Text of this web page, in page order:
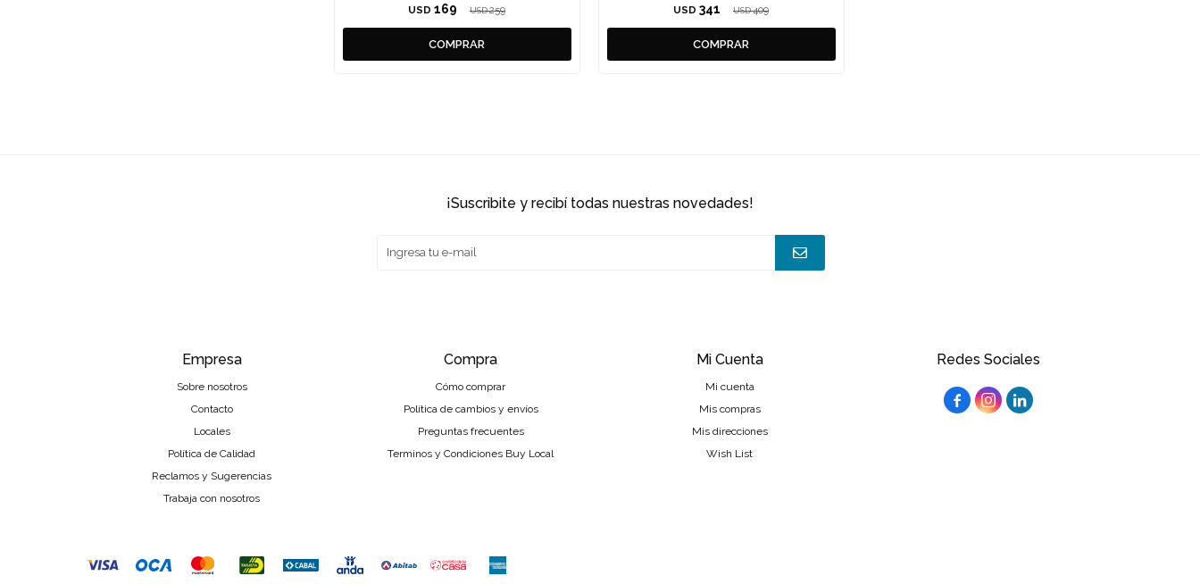
USD 169 USD 259 USD 341 USD 409
Redes Sociales
  
Empresa
Sobre nosotros
Contacto
Locales
Política de Calidad
Reclamos y Sugerencias
Trabaja con nosotros
Compra
Cómo comprar
Política de cambios y envíos
Preguntas frecuentes
Terminos y Condiciones Buy Local
Mi Cuenta
Mi cuenta
Mis compras
Mis direcciones
Wish List
¡suscribite y recibí todas nuestras novedades!